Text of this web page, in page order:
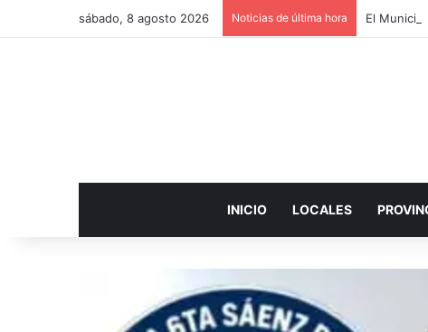
sábado, 8 agosto 2026 Noticias de última hora El
INICIO LOCALES